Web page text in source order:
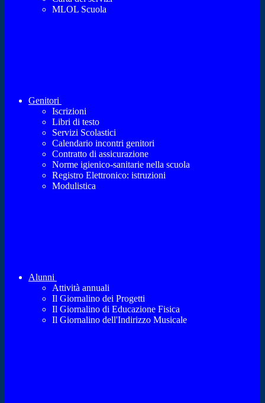
MLOL Scuola
Genitori
Iscrizioni
Libri di testo
Servizi Scolastici
Calendario incontri genitori
Contratto di assicurazione
Norme igienico-sanitarie nella scuola
Registro Elettronico: istruzioni
Modulistica
Alunni
Attività annuali
Il Giornalino dei Progetti
Il Giornalino di Educazione Fisica
Il Giornalino dell'Indirizzo Musicale